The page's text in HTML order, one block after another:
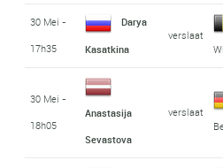
30 Mei -
17h35
Darya
Kasatkina
verslaat
30 Mei -
18h05
Anastasija
Sevastova
verslaat